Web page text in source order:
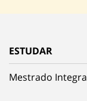
ESTUDAR
Mestrado